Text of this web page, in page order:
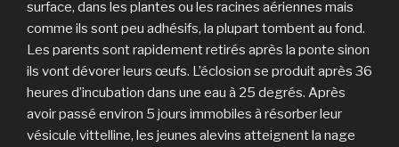
surface, dans les plantes ou les racines aériennes mais
comme ils sont peu adhésifs, la plupart tombent au fond.
Les parents sont rapidement retirés après la ponte sinon
ils vont dévorer leurs œufs. L’éclosion se produit après 36
heures d’incubation dans une eau à 25 degrés. Après
avoir passé environ 5 jours immobiles à résorber leur
vésicule vittelline, les jeunes alevins atteignent la nage